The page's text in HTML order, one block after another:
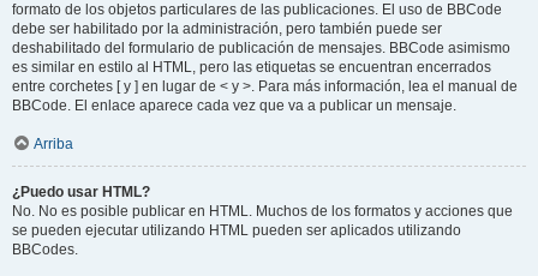
formato de los objetos particulares de las publicaciones. El uso de BBCode
debe ser habilitado por la administración, pero también puede ser
deshabilitado del formulario de publicación de mensajes. BBCode asimismo
es similar en estilo al HTML, pero las etiquetas se encuentran encerrados
entre corchetes [ y ] en lugar de < y >. Para más información, lea el manual de
BBCode. El enlace aparece cada vez que va a publicar un mensaje.
Arriba
¿Puedo usar HTML?
No. No es posible publicar en HTML. Muchos de los formatos y acciones que
se pueden ejecutar utilizando HTML pueden ser aplicados utilizando
BBCodes.